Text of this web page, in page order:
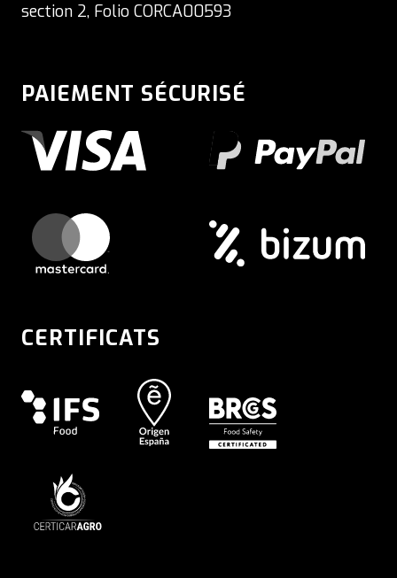
section 2, Folio CORCA00593
PAIEMENT SÉCURISÉ
CERTIFICATS